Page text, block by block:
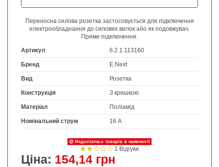
Переносна силова розетка застосовується для підключення
електрообладнання до силових вилок або як подовжувач.
Пряме підключення.
Артикул
6.2.1.113160
Бренд E.Next
Вид Розетка
Конструкція З кришкою
Матеріал Поліамід
Номінальний струм 16 А
Недостатньо товарів в наявності
1 Відгуки
Ціна: 154,14 грн